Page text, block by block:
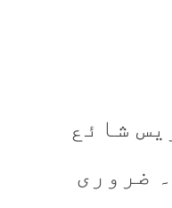
شائع
ضروری